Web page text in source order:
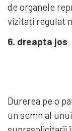
de organele
vizitați regulat
6. dreapta jos
Durerea pe o
un semn al